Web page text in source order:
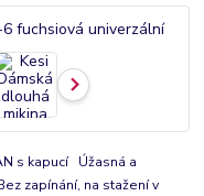
s kapucí Úžasná a
zapínání, na stažení v